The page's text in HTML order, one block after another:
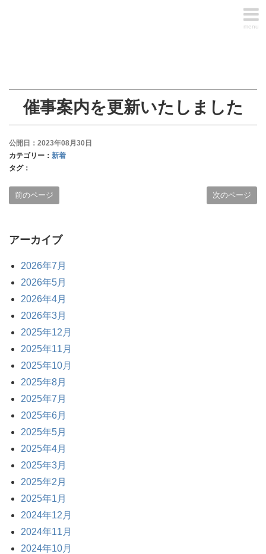
menu
催事案内を更新いたしました
公開日：2023年08月30日
カテゴリー： 新着
タグ：
前のページ 次のページ
アーカイブ
2026年7月
2026年5月
2026年4月
2026年3月
2025年12月
2025年11月
2025年10月
2025年8月
2025年7月
2025年6月
2025年5月
2025年4月
2025年3月
2025年2月
2025年1月
2024年12月
2024年11月
2024年10月